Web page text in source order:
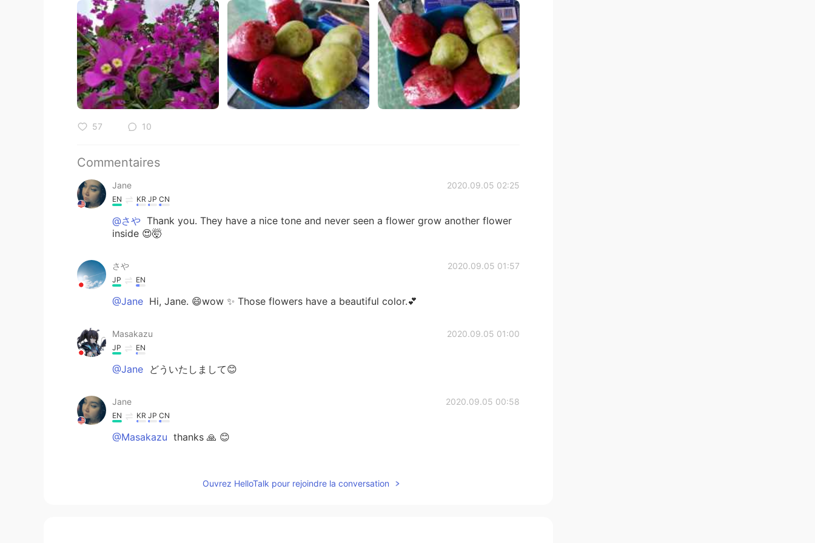
57 10
Commentaires
Jane 2020.09.05 02:25
EN KR JP CN
@さや Thank you. They have a nice tone and never seen a flower grow another flower
inside 😍🤯
さや 2020.09.05 01:57
JP EN
@Jane Hi, Jane. 😄wow ✨ Those flowers have a beautiful color.💕
Masakazu 2020.09.05 01:00
JP EN
@Jane どういたしまして😊
Jane 2020.09.05 00:58
EN KR JP CN
@Masakazu thanks 🙏 😊
Ouvrez HelloTalk pour rejoindre la conversation